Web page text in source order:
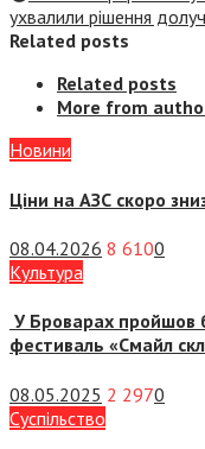
ухвалили рішення
Related posts
Related posts
More from
Новини
Ціни на АЗС скоро
08.04.2026 8 6100
Культура
У Броварах пройшов
фестиваль «Смайл
08.05.2025 2 2970
Суспiльство